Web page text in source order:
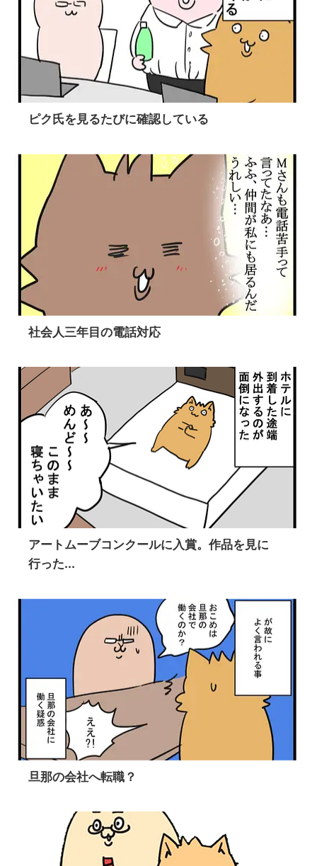
ピク氏を見るたびに確認している
社会人三年目の電話対応
アートムーブコンクールに入賞。作品を見に
行った...
旦那の会社へ転職？